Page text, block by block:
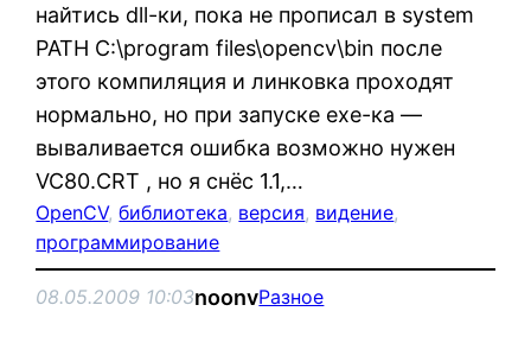
найтись dll-ки, пока не прописал в system
PATH C:\program files\opencv\bin после
этого компиляция и линковка проходят
нормально, но при запуске exe-ка —
вываливается ошибка возможно нужен
VC80.CRT , но я снёс 1.1,…
OpenCV, библиотека, версия, видение
программирование
08.05.2009 10:03noonvРазное